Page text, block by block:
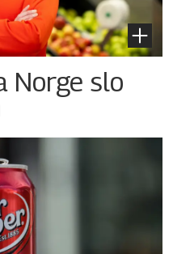
Norge slo